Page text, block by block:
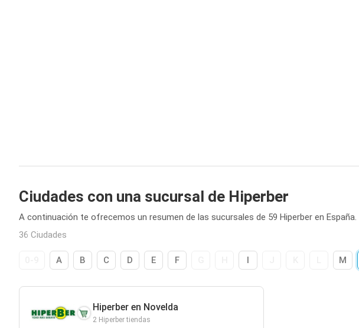
Ciudades con una sucursal de Hiperber
A continuación te ofrecemos un resumen de las sucursales de 59 Hiperber en España.
36 Ciudades
A B C D E F I M
Hiperber en Novelda
2 Hiperber tiendas